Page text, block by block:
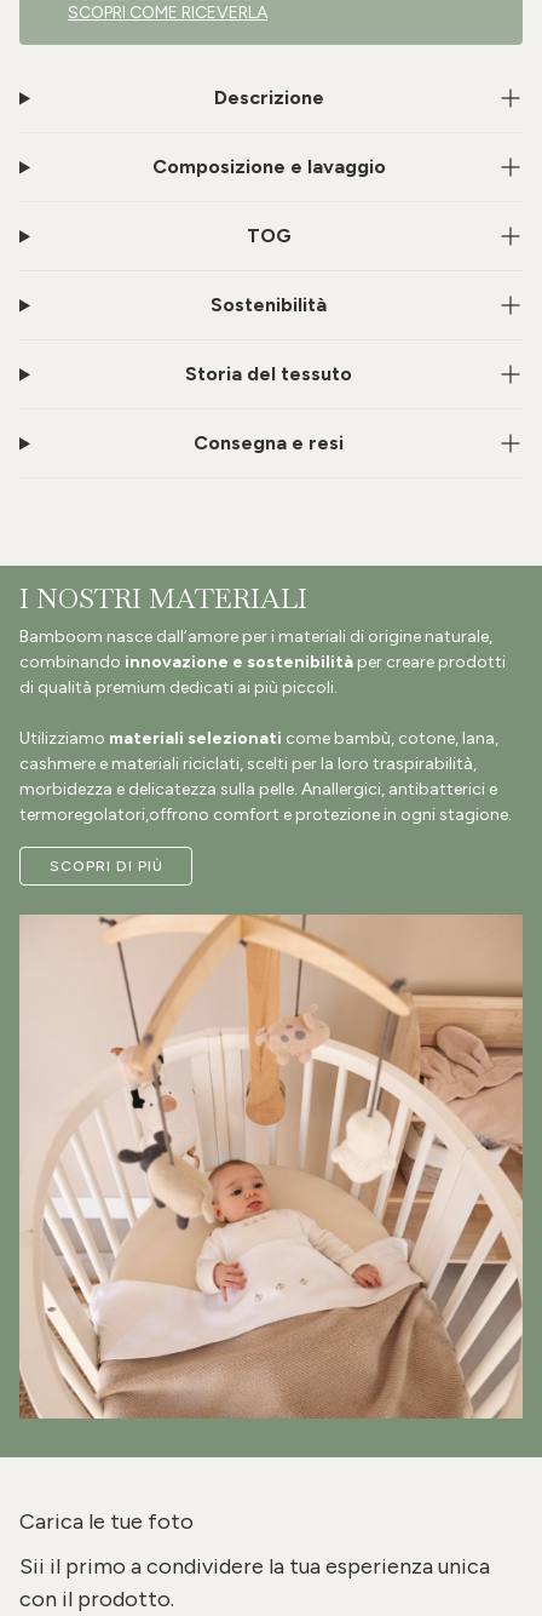
SCOPRI COME RICEVERLA
Descrizione
Composizione e lavaggio
TOG
Sostenibilità
Storia del tessuto
Consegna e resi
I NOSTRI MATERIALI
Bamboom nasce dall’amore per i materiali di origine naturale,
combinando innovazione e sostenibilità per creare prodotti
di qualità premium dedicati ai più piccoli.
Utilizziamo materiali selezionati come bambù, cotone, lana,
cashmere e materiali riciclati, scelti per la loro traspirabilità,
morbidezza e delicatezza sulla pelle. Anallergici, antibatterici e
termoregolatori,offrono comfort e protezione in ogni stagione.
SCOPRI DI PIÙ
Carica le tue foto
Sii il primo a condividere la tua esperienza unica
con il prodotto.